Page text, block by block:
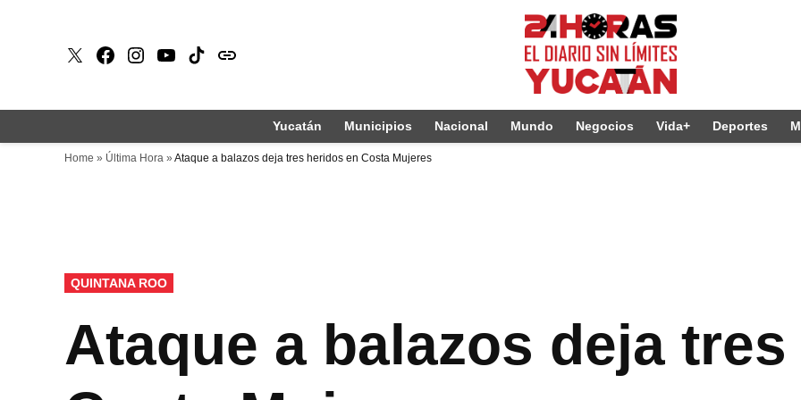
X Faceboook
Instagram
Youtube
Tiktokissuu
Yucatán Municipios Nacional Mundo Negocios Vida+ Deportes
Home » Última Hora » Ataque a balazos deja tres heridos en Costa Mujeres
PUBLICADO
EN
QUINTANA ROO
Ataque a balazos deja